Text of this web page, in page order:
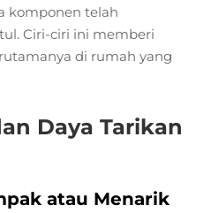
komponen telah
Ciri-ciri ini memberi
di rumah yang
Daya Tarikan
atau Menarik